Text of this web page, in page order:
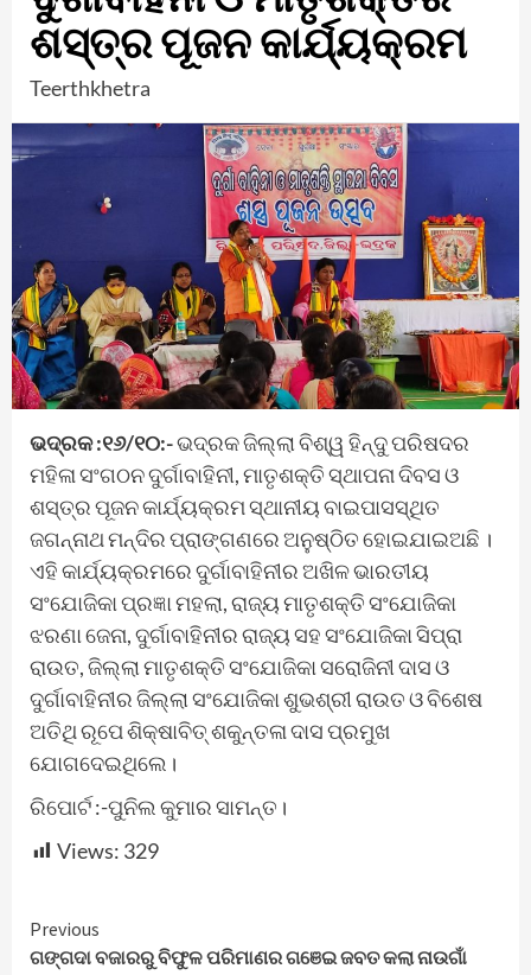
ଶସ୍ତ୍ର ପୂଜନ କାର୍ଯ୍ୟକ୍ରମ
Teerthkhetra
ଭଦ୍ରକ :୧୬/୧୦:-ଭଦ୍ରକ ଜିଲ୍ଲା ବିଶ୍ୱ ହିନ୍ଦୁ ପରିଷଦର
ମହିଳା ସଂଗଠନ ଦୁର୍ଗାବାହିନୀ, ମାତୃଶକ୍ତି ସ୍ଥାପନା ଦିବସ ଓ
ଶସ୍ତ୍ର ପୂଜନ କାର୍ଯ୍ୟକ୍ରମ ସ୍ଥାନୀୟ ବାଇପାସସ୍ଥିତ
ଜଗନ୍ନାଥ ମନ୍ଦିର ପ୍ରାଙ୍ଗଣରେ ଅନୁଷ୍ଠିତ ହୋଇଯାଇଅଛି ।
ଏହି କାର୍ଯ୍ୟକ୍ରମରେ ଦୁର୍ଗାବାହିନୀର ଅଖିଳ ଭାରତୀୟ
ସଂଯୋଜିକା ପ୍ରଜ୍ଞା ମହଲା, ରାଜ୍ୟ ମାତୃଶକ୍ତି ସଂଯୋଜିକା
ଝରଣା ଜେନା, ଦୁର୍ଗାବାହିନୀର ରାଜ୍ୟ ସହ ସଂଯୋଜିକା ସିପ୍ରା
ରାଉତ, ଜିଲ୍ଲା ମାତୃଶକ୍ତି ସଂଯୋଜିକା ସରୋଜିନୀ ଦାସ ଓ
ଦୁର୍ଗାବାହିନୀର ଜିଲ୍ଲା ସଂଯୋଜିକା ଶୁଭଶ୍ରୀ ରାଉତ ଓ ବିଶେଷ
ଅତିଥି ରୂପେ ଶିକ୍ଷାବିତ୍ ଶକୁନ୍ତଳା ଦାସ ପ୍ରମୁଖ
ଯୋଗଦେଇଥିଲେ।
ରିପୋର୍ଟ :-ପୁନିଲ କୁମାର ସାମନ୍ତ।
Views: 329
Continue
Previous
ଗଙ୍ଗଦା ବଜାରରୁ ବିଫୁଳ ପରିମାଣର ଗଞେଇ ଜବତ କଲା ନାଉଗାଁ